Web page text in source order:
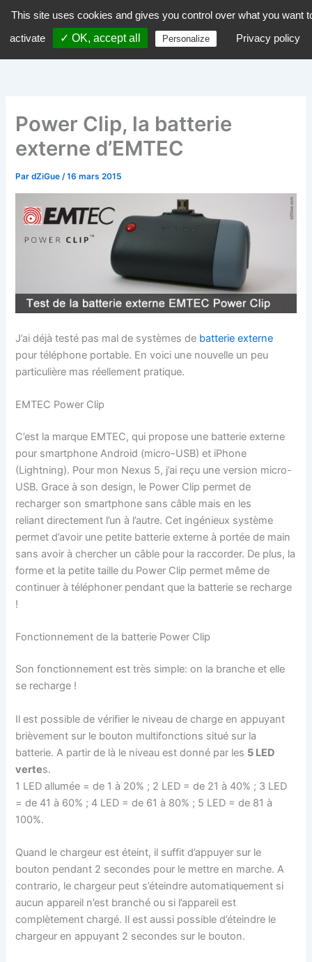
contenu
dZiGue
Power Clip, la batterie
externe d’EMTEC
PardZiGue/16 mars 2015
J’ai déjà testé pas mal de systèmes de batterie externe
pour téléphone portable. En voici une nouvelle un peu
particulière mas réellement pratique.
EMTEC Power Clip
C’est la marque EMTEC, qui propose une batterie externe
pour smartphone Android (micro-USB) et iPhone
(Lightning). Pour mon Nexus 5, j’ai reçu une version micro-
USB. Grace à son design, le Power Clip permet de
recharger son smartphone sans câble mais en les
reliant directement l’un à l’autre. Cet ingénieux système
permet d’avoir une petite batterie externe à portée de main
sans avoir à chercher un câble pour la raccorder. De plus, la
forme et la petite taille du Power Clip permet même de
continuer à téléphoner pendant que la batterie se recharge
!
Fonctionnement de la batterie Power Clip
Son fonctionnement est très simple: on la branche et elle
se recharge !
Il est possible de vérifier le niveau de charge en appuyant
brièvement sur le bouton multifonctions situé sur la
batterie. A partir de là le niveau est donné par les 5 LED
vertes.
1 LED allumée = de 1 à 20% ; 2 LED = de 21 à 40% ; 3 LED
= de 41 à 60% ; 4 LED = de 61 à 80% ; 5 LED = de 81 à
100%.
Quand le chargeur est éteint, il suffit d’appuyer sur le
bouton pendant 2 secondes pour le mettre en marche. A
contrario, le chargeur peut s’éteindre automatiquement si
aucun appareil n’est branché ou si l’appareil est
complètement chargé. Il est aussi possible d’éteindre le
chargeur en appuyant 2 secondes sur le bouton.
This site uses cookies and gives you control over what you want
activate
✓ OK, accept all Personalize Privacy policy